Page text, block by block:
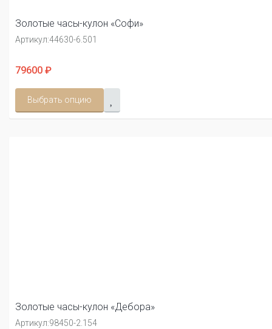
Золотые часы-кулон «Софи»
Артикул:44630-6.501
79600 ₽
Выбрать опцию
Золотые часы-кулон «Дебора»
Артикул:98450-2.154